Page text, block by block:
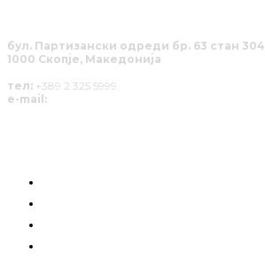
бул. Партизански одреди бр. 63 стан 304
1000 Скопје, Македонија
тел: +389 2 325 5999
e-mail: